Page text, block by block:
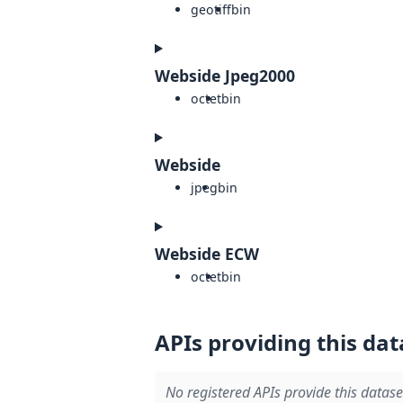
geotiffbin
Webside Jpeg2000
octetbin
Webside
jpegbin
Webside ECW
octetbin
APIs providing this
No registered APIs provide this